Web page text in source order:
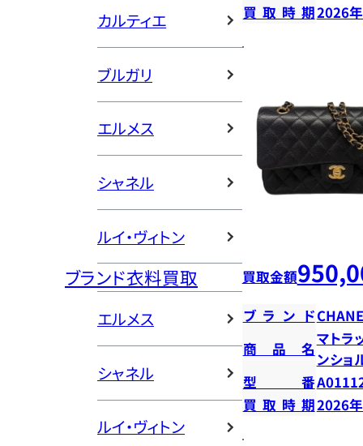
カルティエ
ブルガリ
エルメス
シャネル
ルイ・ヴィトン
ブランド衣料買取
エルメス
シャネル
ルイ・ヴィトン
買取時期2026
買取金額
ブランド
商品名
マトラ
ンショ
型番
買取時期2026